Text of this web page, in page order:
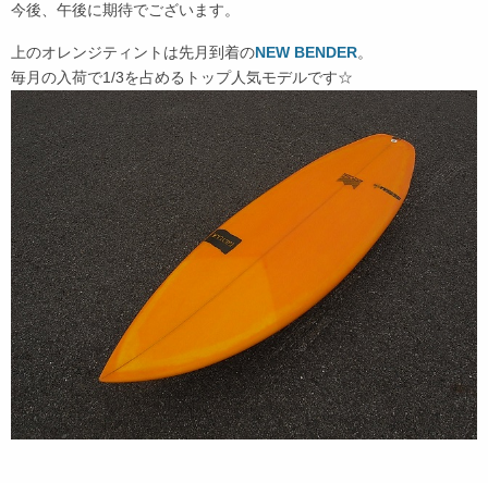
今後、午後に期待でございます。
上のオレンジティントは先月到着のNEW BENDER。
毎月の入荷で1/3を占めるトップ人気モデルです☆